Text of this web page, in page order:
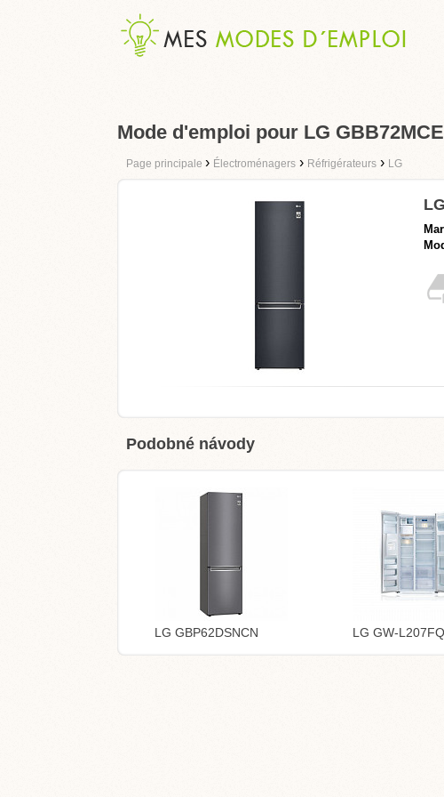
Mode d'emploi pour LG
Page principale › Électroménagers › Réfrigérateurs › LG
Podobné návody
LG GBP62DSNCN LG GW-